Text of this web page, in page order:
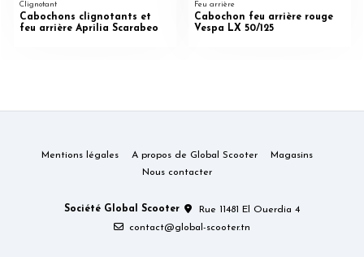
Clignotant
Cabochons clignotants et
feu arrière Aprilia Scarabeo
Feu arrière
Cabochon feu arrière rouge
Vespa LX 50/125
Mentions légales A propos de Global Scooter
Magasins
Nous contacter
Société Global Scooter
Rue 11481 El Ouerdia 4
contact@global-scooter.tn